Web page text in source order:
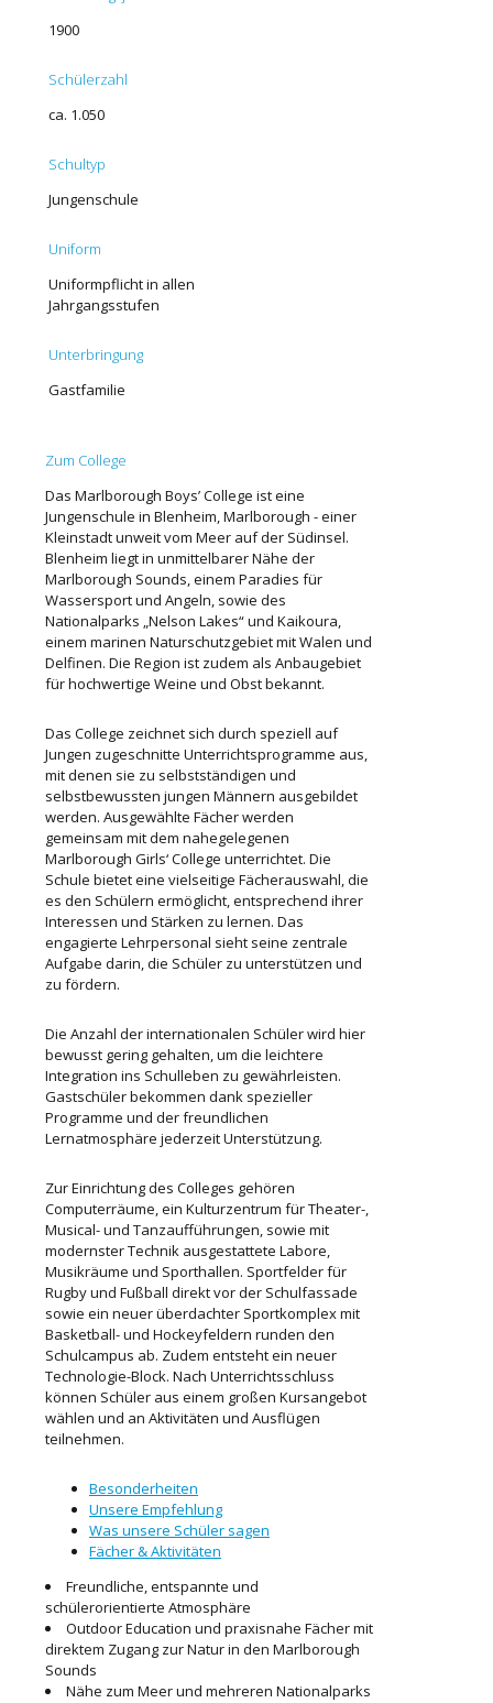
1900
Schülerzahl
ca. 1.050
Schultyp
Jungenschule
Uniform
Uniformpflicht in allen
Jahrgangsstufen
Unterbringung
Gastfamilie
Zum College
Das Marlborough Boys’ College ist eine
Jungenschule in Blenheim, Marlborough - einer
Kleinstadt unweit vom Meer auf der Südinsel.
Blenheim liegt in unmittelbarer Nähe der
Marlborough Sounds, einem Paradies für
Wassersport und Angeln, sowie des
Nationalparks „Nelson Lakes“ und Kaikoura,
einem marinen Naturschutzgebiet mit Walen und
Delfinen. Die Region ist zudem als Anbaugebiet
für hochwertige Weine und Obst bekannt.
Das College zeichnet sich durch speziell auf
Jungen zugeschnitte Unterrichtsprogramme aus,
mit denen sie zu selbstständigen und
selbstbewussten jungen Männern ausgebildet
werden. Ausgewählte Fächer werden
gemeinsam mit dem nahegelegenen
Marlborough Girls‘ College unterrichtet. Die
Schule bietet eine vielseitige Fächerauswahl, die
es den Schülern ermöglicht, entsprechend ihrer
Interessen und Stärken zu lernen. Das
engagierte Lehrpersonal sieht seine zentrale
Aufgabe darin, die Schüler zu unterstützen und
zu fördern.
Die Anzahl der internationalen Schüler wird hier
bewusst gering gehalten, um die leichtere
Integration ins Schulleben zu gewährleisten.
Gastschüler bekommen dank spezieller
Programme und der freundlichen
Lernatmosphäre jederzeit Unterstützung.
Zur Einrichtung des Colleges gehören
Computerräume, ein Kulturzentrum für Theater-,
Musical- und Tanzaufführungen, sowie mit
modernster Technik ausgestattete Labore,
Musikräume und Sporthallen. Sportfelder für
Rugby und Fußball direkt vor der Schulfassade
sowie ein neuer überdachter Sportkomplex mit
Basketball- und Hockeyfeldern runden den
Schulcampus ab. Zudem entsteht ein neuer
Technologie-Block. Nach Unterrichtsschluss
können Schüler aus einem großen Kursangebot
wählen und an Aktivitäten und Ausflügen
teilnehmen.
Besonderheiten
Unsere Empfehlung
Was unsere Schüler sagen
Fächer & Aktivitäten
Freundliche, entspannte und
schülerorientierte Atmosphäre
Outdoor Education und praxisnahe Fächer mit
direktem Zugang zur Natur in den Marlborough
Sounds
Nähe zum Meer und mehreren Nationalparks